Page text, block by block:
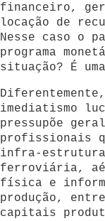
financeiro,
locação de
Nesse caso o
programa
situação? É
imediatismo
pressupõe
profissionais
infra-
ferroviária,
física e
produção,
capitais